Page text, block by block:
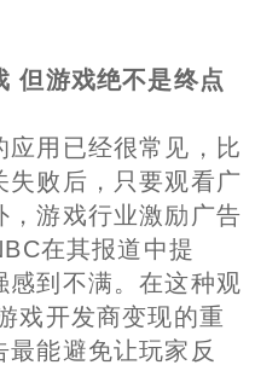
但游戏绝不是终点
应用已经很常见，比
失败后，只要观看广
，游戏行业激励广告
在其报道中提
感到不满。在这种观
戏开发商变现的重
能避免让玩家反